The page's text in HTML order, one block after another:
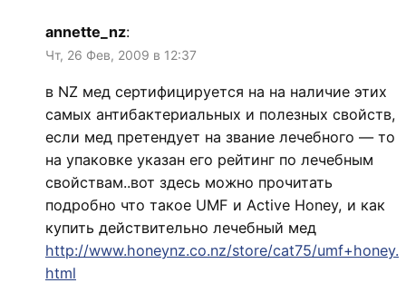
annette_nz:
Чт, 26 Фев, 2009 в 12:37
в NZ мед сертифицируется на на наличие этих
самых антибактериальных и полезных свойств,
если мед претендует на звание лечебного — то
на упаковке указан его рейтинг по лечебным
свойствам..вот здесь можно прочитать
подробно что такое UMF и Active Honey, и как
купить действительно лечебный мед
http://www.honeynz.co.nz/store/cat75/umf+honey.
html